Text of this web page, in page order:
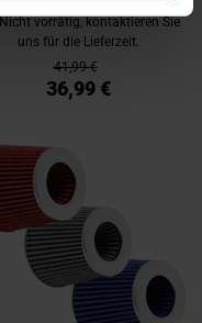
Nicht vorrätig, kontaktieren Sie
uns für die Lieferzeit.
41,99 €
36,99 €